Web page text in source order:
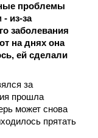
проблемы
из-за
заболевания
на днях она
ей сделали
за
прошла
может снова
прятать